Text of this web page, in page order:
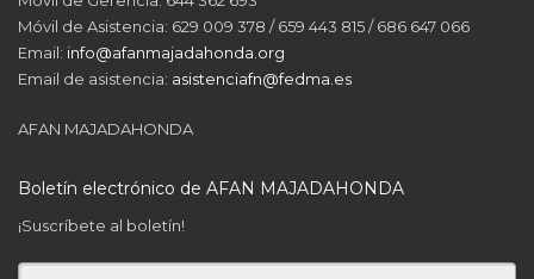
Móvil de Asistencia: 629 009 378 / 659 443 815 / 686 647 066
Email: info@afanmajadahonda.org
Email de asistencia: asistenciafn@fedma.es
AFAN MAJADAHONDA
Boletín electrónico de AFAN MAJADAHONDA
¡Suscríbete al boletín!